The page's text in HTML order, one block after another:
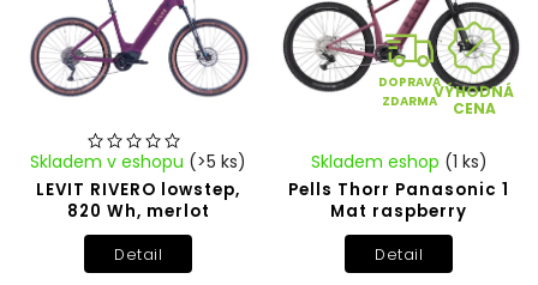
LEVIT RIVERO lowstep,
820 Wh, merlot
Skladem v eshopu (>5 ks)
Detail
DOPRAVA
ZDARMAVÝHODNÁ
CENA
Pells Thorr Panasonic 1
Mat raspberry
Skladem eshop (1 ks)
Detail